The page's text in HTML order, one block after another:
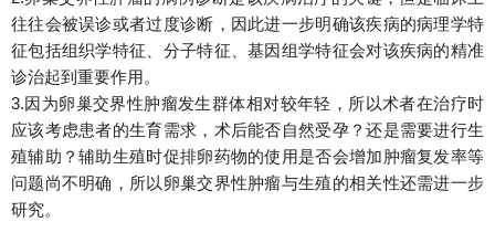
往往会被误诊或者过度诊断，因此进一步明确该疾病的病理学特
征包括组织学特征、分子特征、基因组学特征会对该疾病的精准
诊治起到重要作用。
3.因为卵巢交界性肿瘤发生群体相对较年轻，所以术者在治疗时
应该考虑患者的生育需求，术后能否自然受孕？还是需要进行生
殖辅助？辅助生殖时促排卵药物的使用是否会增加肿瘤复发率等
问题尚不明确，所以卵巢交界性肿瘤与生殖的相关性还需进一步
研究。